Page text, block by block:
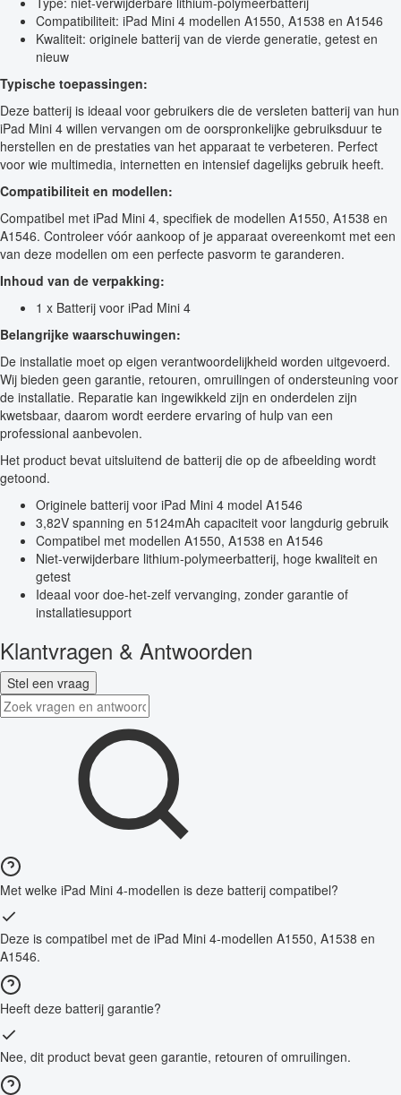
Compatibiliteit: iPad Mini 4 modellen A1550, A1538 en A1546
Kwaliteit: originele batterij van de vierde generatie, getest en
nieuw
Typische toepassingen:
Deze batterij is ideaal voor gebruikers die de versleten batterij van hun
iPad Mini 4 willen vervangen om de oorspronkelijke gebruiksduur te
herstellen en de prestaties van het apparaat te verbeteren. Perfect
voor wie multimedia, internetten en intensief dagelijks gebruik heeft.
Compatibiliteit en modellen:
Compatibel met iPad Mini 4, specifiek de modellen A1550, A1538 en
A1546. Controleer vóór aankoop of je apparaat overeenkomt met een
van deze modellen om een perfecte pasvorm te garanderen.
Inhoud van de verpakking:
1 x Batterij voor iPad Mini 4
Belangrijke waarschuwingen:
De installatie moet op eigen verantwoordelijkheid worden uitgevoerd.
Wij bieden geen garantie, retouren, omruilingen of ondersteuning voor
de installatie. Reparatie kan ingewikkeld zijn en onderdelen zijn
kwetsbaar, daarom wordt eerdere ervaring of hulp van een
professional aanbevolen.
Het product bevat uitsluitend de batterij die op de afbeelding wordt
getoond.
Originele batterij voor iPad Mini 4 model A1546
3,82V spanning en 5124mAh capaciteit voor langdurig gebruik
Compatibel met modellen A1550, A1538 en A1546
Niet-verwijderbare lithium-polymeerbatterij, hoge kwaliteit en
getest
Ideaal voor doe-het-zelf vervanging, zonder garantie of
installatiesupport
Klantvragen & Antwoorden
Stel een vraag
Met welke iPad Mini 4-modellen is deze batterij compatibel?
Deze is compatibel met de iPad Mini 4-modellen A1550, A1538 en
A1546.
Heeft deze batterij garantie?
Nee, dit product bevat geen garantie, retouren of omruilingen.